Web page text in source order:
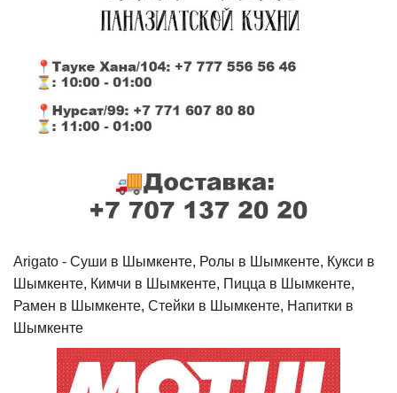
Arigato - Cуши в Шымкенте, Ролы в Шымкенте, Кукси в
Шымкенте, Кимчи в Шымкенте, Пицца в Шымкенте,
Рамен в Шымкенте, Стейки в Шымкенте, Напитки в
Шымкенте